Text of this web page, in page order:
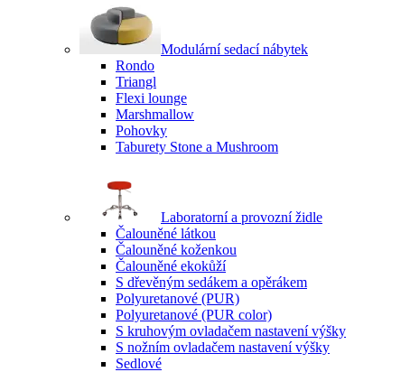
Modulární sedací nábytek
Rondo
Triangl
Flexi lounge
Marshmallow
Pohovky
Taburety Stone a Mushroom
Laboratorní a provozní židle
Čalouněné látkou
Čalouněné koženkou
Čalouněné ekokůží
S dřevěným sedákem a opěrákem
Polyuretanové (PUR)
Polyuretanové (PUR color)
S kruhovým ovladačem nastavení výšky
S nožním ovladačem nastavení výšky
Sedlové